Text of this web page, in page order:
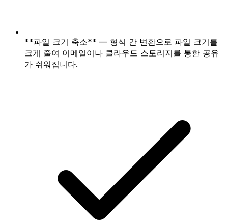
**파일 크기 축소** — 형식 간 변환으로 파일 크기를
크게 줄여 이메일이나 클라우드 스토리지를 통한 공유
가 쉬워집니다.